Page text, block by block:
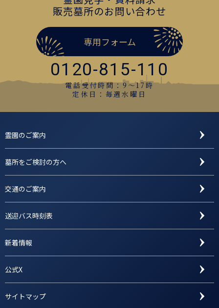
販売墓所のお問い合わせ
専用フォーム
0120-815-110
電話受付時間：9〜17時
定休日：毎週水曜日
霊園のご案内
墓所をご検討の方へ
交通のご案内
送迎バス時刻表
新着情報
公式X
サイトマップ